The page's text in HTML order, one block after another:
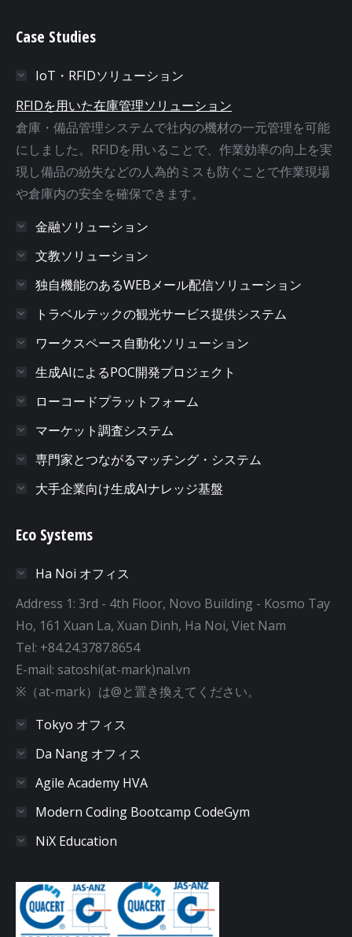
Case Studies
IoT・RFIDソリューション
RFIDを用いた在庫管理ソリューション
倉庫・備品管理システムで社内の機材の一元管理を可能
にしました。RFIDを用いることで、作業効率の向上を実
現し備品の紛失などの人為的ミスも防ぐことで作業現場
や倉庫内の安全を確保できます。
金融ソリューション
文教ソリューション
独自機能のあるWEBメール配信ソリューション
トラベルテックの観光サービス提供システム
ワークスペース自動化ソリューション
生成AIによるPOC開発プロジェクト
ローコードプラットフォーム
マーケット調査システム
専門家とつながるマッチング・システム
大手企業向け生成AIナレッジ基盤
Eco Systems
Ha Noi オフィス
Address 1: 3rd - 4th Floor, Novo Building - Kosmo Tay
Ho, 161 Xuan La, Xuan Dinh, Ha Noi, Viet Nam
Tel: +84.24.3787.8654
E-mail: satoshi(at-mark)nal.vn
※（at-mark）は@と置き換えてください。
Tokyo オフィス
Da Nang オフィス
Agile Academy HVA
Modern Coding Bootcamp CodeGym
NiX Education